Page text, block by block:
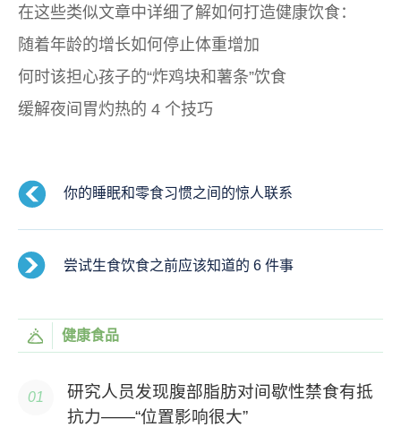
在这些类似文章中详细了解如何打造健康饮食：
随着年龄的增长如何停止体重增加
何时该担心孩子的“炸鸡块和薯条”饮食
缓解夜间胃灼热的 4 个技巧
你的睡眠和零食习惯之间的惊人联系
尝试生食饮食之前应该知道的 6 件事
健康食品
研究人员发现腹部脂肪对间歇性禁食有抵
抗力——“位置影响很大”